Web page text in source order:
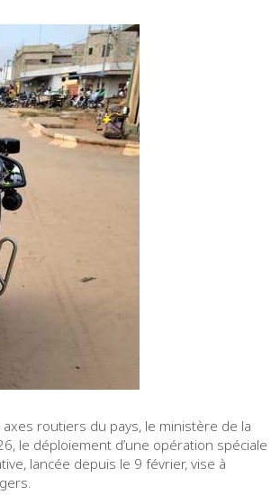
routiers du pays, le ministère de la
le déploiement d’une opération spéciale
lancée depuis le 9 février, vise à